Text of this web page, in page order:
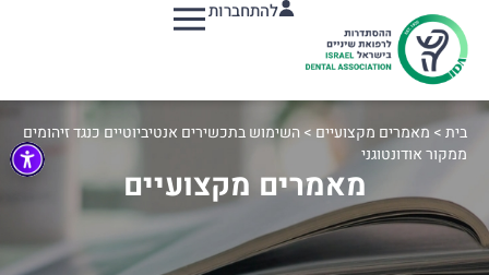
להתחברות
בית> מאמרים מקצועיים >השימוש בתכשירים אנטיביוטיים כנגד זיהומים
ממקור אודונטוגני
מאמרים מקצועיים